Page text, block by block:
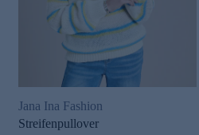
Jana Ina Fashion
Streifenpullover